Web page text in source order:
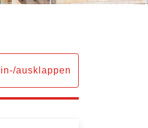
ausklappen